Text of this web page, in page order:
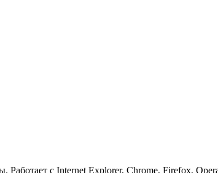
Работает с Internet Explorer, Chrome, Firefox,